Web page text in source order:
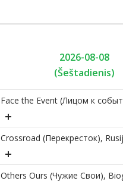
2026-08-08
(Šeštadienis)
Face the Event (Лицом к
Crossroad (Перекресток),
Others Ours (Чужие Свои),